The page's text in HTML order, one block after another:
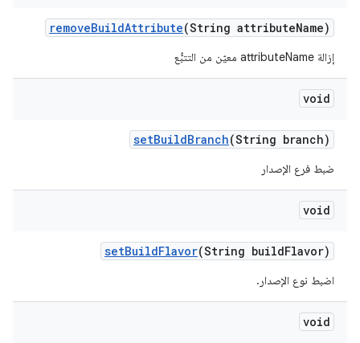
removeBuildAttribute(String attributeName)
إزالة attributeName معيّن من التتبُّع
void
setBuildBranch(String branch)
ضبط فرع الإصدار
void
setBuildFlavor(String buildFlavor)
اضبط نوع الإصدار.
void